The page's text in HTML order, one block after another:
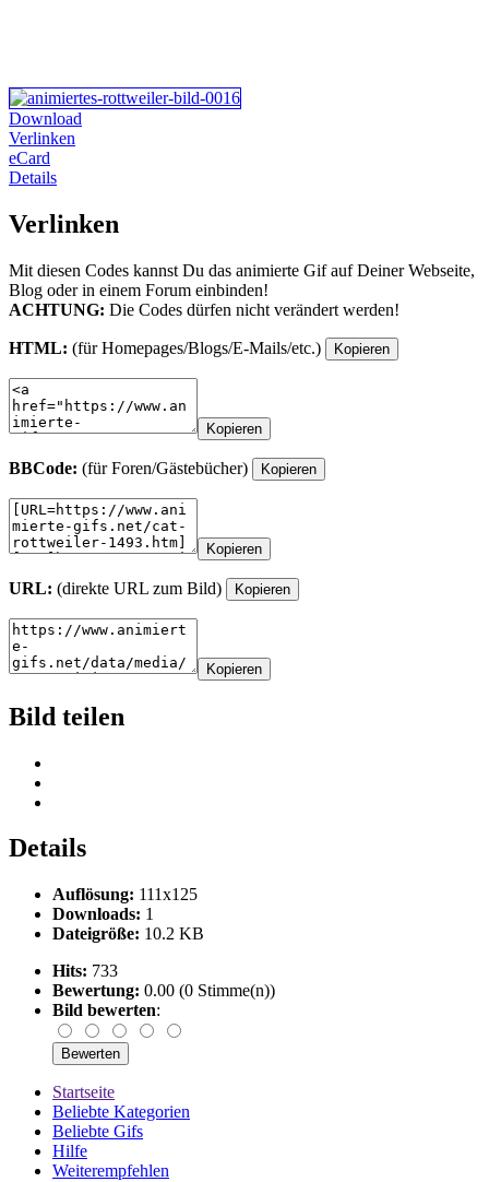
Download
Verlinken
eCard
Details
Verlinken
Mit diesen Codes kannst Du das animierte Gif auf Deiner Webseite,
Blog oder in einem Forum einbinden!
ACHTUNG: Die Codes dürfen nicht verändert werden!
HTML: (für Homepages/Blogs/E-Mails/etc.) Kopieren
Kopieren
BBCode: (für Foren/Gästebücher) Kopieren
Kopieren
URL: (direkte URL zum Bild) Kopieren
Kopieren
Bild teilen
Details
Auflösung: 111x125
Downloads: 1
Dateigröße: 10.2 KB
Hits: 733
Bewertung: 0.00 (0 Stimme(n))
Bild bewerten:
Startseite
Beliebte Kategorien
Beliebte Gifs
Hilfe
Weiterempfehlen